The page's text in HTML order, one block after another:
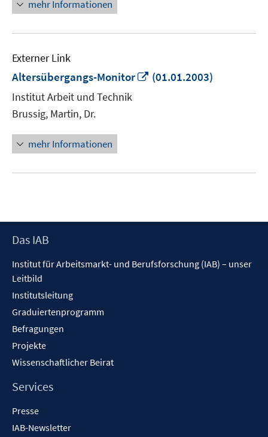
mehr Informationen
Externer Link
Altersübergangs-Monitor
In
(01.01.2003)
Institut Arbeit und Technik
Brussig, Martin, Dr.
mehr Informationen
Footer
Das IAB
Institut für Arbeitsmarkt- und Berufsforschung (IAB) – unser
Leitbild
Institutsleitung
Graduiertenprogramm
Befragungen
Projekte
Wissenschaftlicher Beirat
Services
Presse
IAB-Newsletter